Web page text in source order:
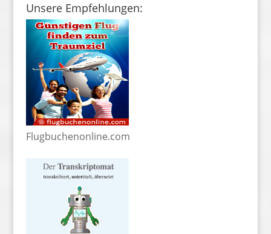
Unsere Empfehlungen:
Flugbuchenonline.com